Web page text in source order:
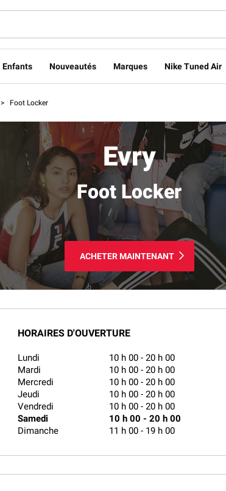
Enfants Nouveautés Marques Nike Tuned Air
> Foot Locker
Evry
Foot Locker
ACHETER MAINTENANT
HORAIRES D'OUVERTURE
Lundi 10 h 00 -20 h 00
Mardi
10 h 00 -20 h 00
Mercredi
10 h 00 -20 h 00
Jeudi
10 h 00 -20 h 00
Vendredi
10 h 00 -20 h 00
Samedi
10 h 00 -20 h 00
Dimanche
11 h 00 - 19 h 00